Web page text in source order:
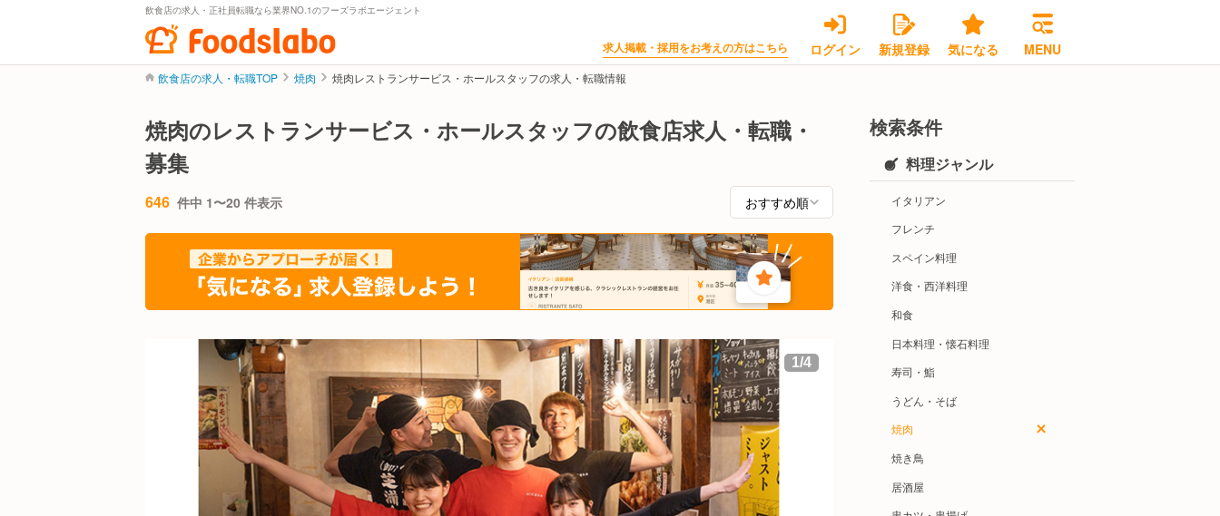
飲食店の求人・正社員転職なら業界NO.1のフーズラボエージェント
求人掲載・採用をお考えの方はこちら ログイン 新規登録 気になる MENU
飲食店の求人・転職TOP 焼肉 焼肉レストランサービス・ホールスタッフの求人・転職情報
焼肉のレストランサービス・ホールスタッフの飲食店求人・転職・
募集
646 件中 1〜20 件表示
1/4
検索条件
料理ジャンル
イタリアン
フレンチ
スペイン料理
洋食・西洋料理
和食
日本料理・懐石料理
寿司・鮨
うどん・そば
焼肉
焼き鳥
居酒屋